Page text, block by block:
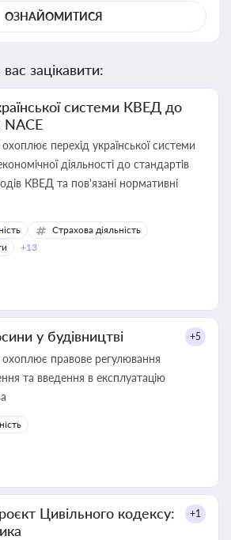
ОЗНАЙОМИТИСЯ
зацікавити:
системи КВЕД до
NACE
перехід української системи
діяльності до стандартів
КВЕД та пов'язані нормативні
Страхова діяльність
+13
у будівництві +5
охоплює правове регулювання
та введення в експлуатацію
Цивільного кодексу:
+1